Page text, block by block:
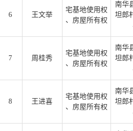
6 王文举
宅基地使用权
、房屋所有权
南华
坦郎
7 周桂秀
宅基地使用权
、房屋所有权
南华
坦郎
8 王进喜
宅基地使用权
、房屋所有权
南华
坦郎